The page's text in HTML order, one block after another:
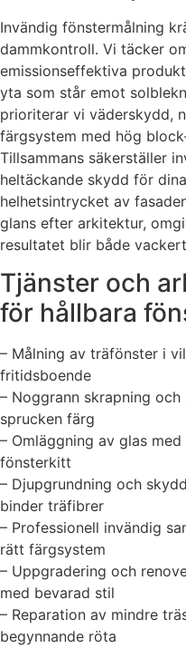
Invändig fönstermålning
dammkontroll. Vi täcker
emissionseffektiva
yta som står emot
prioriterar vi väderskydd,
färgsystem med hög
Tillsammans säkerställer
heltäckande skydd för
helhetsintrycket av
glans efter arkitektur,
resultatet blir både
Tjänster och
för hållbara
– Målning av träfönster i
fritidsboende
– Noggrann skrapning
sprucken färg
– Omläggning av glas
fönsterkitt
– Djupgrundning och
binder träfibrer
– Professionell invändig
rätt färgsystem
– Uppgradering och
med bevarad stil
– Reparation av mindre
begynnande röta